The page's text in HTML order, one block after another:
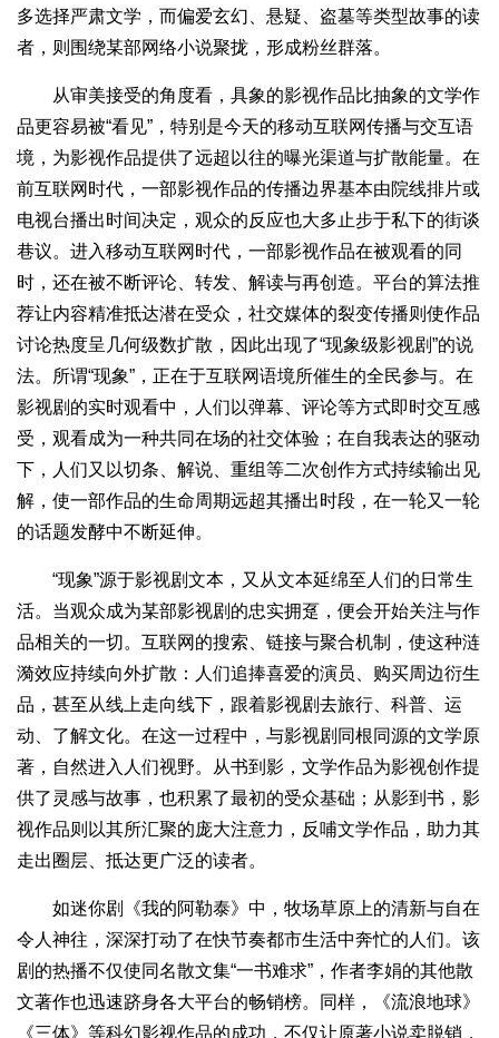
多选择严肃文学，而偏爱玄幻、悬疑、盗墓等类型故事的读
者，则围绕某部网络小说聚拢，形成粉丝群落。
从审美接受的角度看，具象的影视作品比抽象的文学作
品更容易被“看见”，特别是今天的移动互联网传播与交互语
境，为影视作品提供了远超以往的曝光渠道与扩散能量。在
前互联网时代，一部影视作品的传播边界基本由院线排片或
电视台播出时间决定，观众的反应也大多止步于私下的街谈
巷议。进入移动互联网时代，一部影视作品在被观看的同
时，还在被不断评论、转发、解读与再创造。平台的算法推
荐让内容精准抵达潜在受众，社交媒体的裂变传播则使作品
讨论热度呈几何级数扩散，因此出现了“现象级影视剧”的说
法。所谓“现象”，正在于互联网语境所催生的全民参与。在
影视剧的实时观看中，人们以弹幕、评论等方式即时交互感
受，观看成为一种共同在场的社交体验；在自我表达的驱动
下，人们又以切条、解说、重组等二次创作方式持续输出见
解，使一部作品的生命周期远超其播出时段，在一轮又一轮
的话题发酵中不断延伸。
“现象”源于影视剧文本，又从文本延绵至人们的日常生
活。当观众成为某部影视剧的忠实拥趸，便会开始关注与作
品相关的一切。互联网的搜索、链接与聚合机制，使这种涟
漪效应持续向外扩散：人们追捧喜爱的演员、购买周边衍生
品，甚至从线上走向线下，跟着影视剧去旅行、科普、运
动、了解文化。在这一过程中，与影视剧同根同源的文学原
著，自然进入人们视野。从书到影，文学作品为影视创作提
供了灵感与故事，也积累了最初的受众基础；从影到书，影
视作品则以其所汇聚的庞大注意力，反哺文学作品，助力其
走出圈层、抵达更广泛的读者。
如迷你剧《我的阿勒泰》中，牧场草原上的清新与自在
令人神往，深深打动了在快节奏都市生活中奔忙的人们。该
剧的热播不仅使同名散文集“一书难求”，作者李娟的其他散
文著作也迅速跻身各大平台的畅销榜。同样，《流浪地球》
《三体》等科幻影视作品的成功，不仅让原著小说卖脱销，